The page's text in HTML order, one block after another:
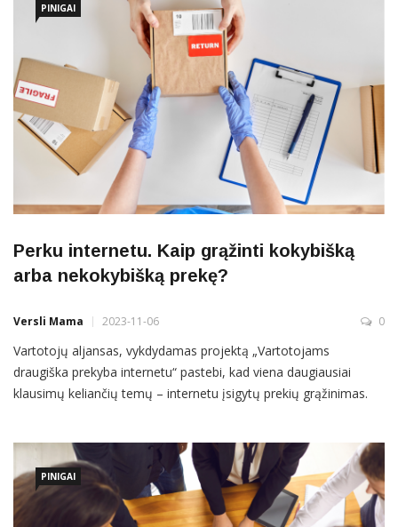
PINIGAI
Perku internetu. Kaip grąžinti kokybišką
arba nekokybišką prekę?
Versli Mama 2023-11-06 0
Vartotojų aljansas, vykdydamas projektą „Vartotojams
draugiška prekyba internetu“ pastebi, kad viena daugiausiai
klausimų keliančių temų – internetu įsigytų prekių grąžinimas.
galima grąžinti kokybiškas ar nekokybiškas prekes, kas turi
sumokėti už prekės
PINIGAI